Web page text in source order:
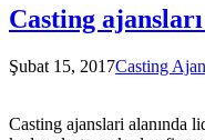
Casting
Şubat 15, 2017Casting
Casting ajanslari alanında